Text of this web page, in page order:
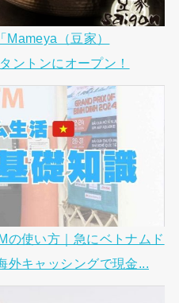
（豆家）
ントンにオープン！
の使い方｜急にベトナムド
外キャッシングで現金...